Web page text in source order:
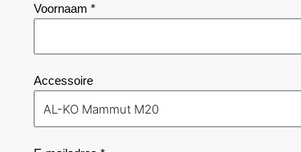
Voornaam *
Accessoire